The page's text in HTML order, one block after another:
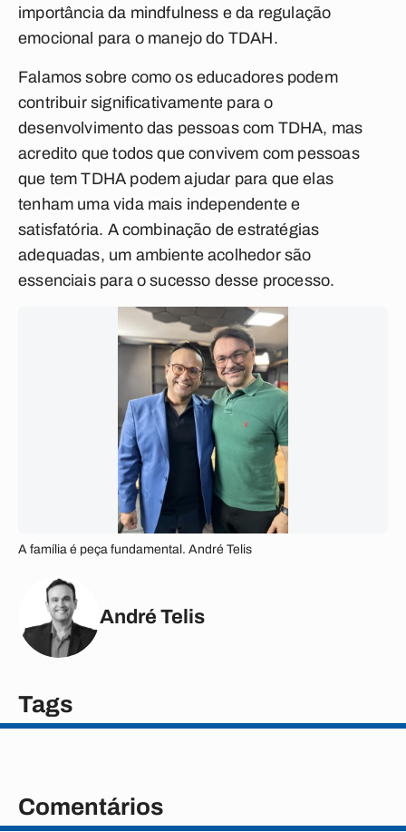
importância da mindfulness e da regulação
emocional para o manejo do TDAH.
Falamos sobre como os educadores podem
contribuir significativamente para o
desenvolvimento das pessoas com TDHA, mas
acredito que todos que convivem com pessoas
que tem TDHA podem ajudar para que elas
tenham uma vida mais independente e
satisfatória. A combinação de estratégias
adequadas, um ambiente acolhedor são
essenciais para o sucesso desse processo.
A família é peça fundamental. André Telis
André Telis
Tags
Comentários